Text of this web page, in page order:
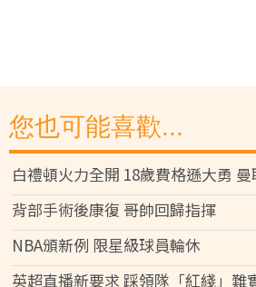
您也可能喜歡...
白禮頓火力全開 18歲費格遜大勇
背部手術後康復 哥帥回歸指揮
NBA頒新例 限星級球員輪休
英超直播新要求 踩領隊「紅綫」難